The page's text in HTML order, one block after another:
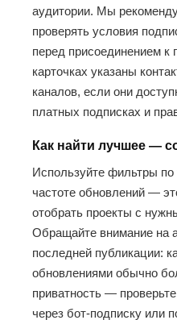
аудитории. Мы
проверять условия
перед присоединением к
карточках указаны
каналов, если они
платных подписках и
Как найти лучшее —
Используйте фильтры по
частоте обновлений —
отобрать проекты с
Обращайте внимание на
последней публикации:
обновлениями обычно
приватность —
через бот-подписку или